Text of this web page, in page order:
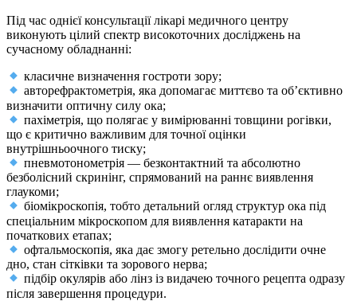
Під час однієї консультації лікарі медичного центру
виконують цілий спектр високоточних досліджень на
сучасному обладнанні:
класичне визначення гостроти зору;
авторефрактометрія, яка допомагає миттєво та об’єктивно
визначити оптичну силу ока;
пахіметрія, що полягає у вимірюванні товщини рогівки,
що є критично важливим для точної оцінки
внутрішньоочного тиску;
пневмотонометрія — безконтактний та абсолютно
безболісний скринінг, спрямований на раннє виявлення
глаукоми;
біомікроскопія, тобто детальний огляд структур ока під
спеціальним мікроскопом для виявлення катаракти на
початкових етапах;
офтальмоскопія, яка дає змогу ретельно дослідити очне
дно, стан сітківки та зорового нерва;
підбір окулярів або лінз із видачею точного рецепта одразу
після завершення процедури.